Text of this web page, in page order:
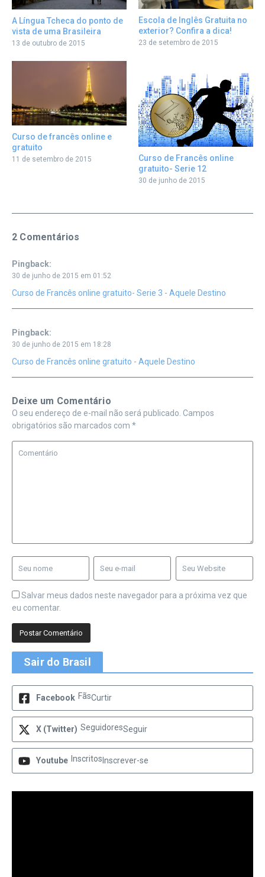
A Língua Tcheca do ponto de
vista de uma Brasileira
13 de outubro de 2015
Escola de Inglês Gratuita no
exterior? Confira a dica!
23 de setembro de 2015
Curso de francês online e
gratuito
11 de setembro de 2015
Curso de Francês online
gratuito- Serie 12
30 de junho de 2015
2 Comentários
Pingback:
30 de junho de 2015 em 01:52
Curso de Francês online gratuito- Serie 3 - Aquele Destino
Pingback:
30 de junho de 2015 em 18:28
Curso de Francês online gratuito - Aquele Destino
Deixe um Comentário
O seu endereço de e-mail não será publicado. Campos
obrigatórios são marcados com *
Salvar meus dados neste navegador para a próxima vez que
eu comentar.
Sair do Brasil
Facebook FãsCurtir
X (Twitter) SeguidoresSeguir
Youtube Inscritos Inscrever-se